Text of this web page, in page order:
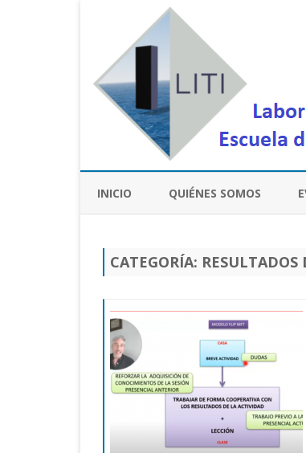
INICIO QUIÉNES SOMOS
CATEGORÍA: RESULTADOS